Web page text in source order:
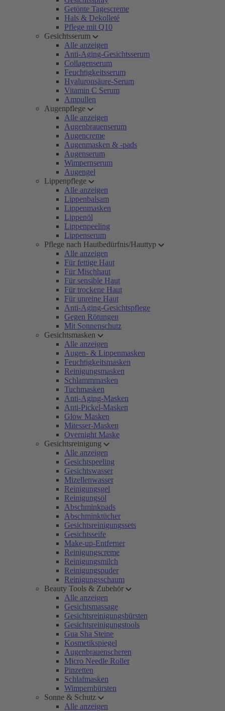
Getönte Tagescreme
Hals & Dekolleté
Pflege mit Q10
Gesichtsserum
Alle anzeigen
Anti-Aging-Gesichtsserum
Collagenserum
Feuchtigkeitsserum
Hyaluronsäure-Serum
Vitamin C Serum
Ampullen
Augenpflege
Alle anzeigen
Augenbrauenserum
Augencreme
Augenmasken & -pads
Augenserum
Wimpernserum
Augengel
Lippenpflege
Alle anzeigen
Lippenbalsam
Lippenmasken
Lippenöl
Lippenpeeling
Lippenserum
Pflege nach Hautbedürfnis/Hauttyp
Alle anzeigen
Für fettige Haut
Für Mischhaut
Für sensible Haut
Für trockene Haut
Für unreine Haut
Anti-Aging-Gesichtspflege
Gegen Rötungen
Mit Sonnenschutz
Gesichtsmasken
Alle anzeigen
Augen- & Lippenmasken
Feuchtigkeitsmasken
Reinigungsmasken
Schlammmasken
Tuchmasken
Anti-Aging-Masken
Anti-Pickel-Masken
Glow Masken
Mitesser-Masken
Overnight Maske
Gesichtsreinigung
Alle anzeigen
Gesichtspeeling
Gesichtswasser
Mizellenwasser
Reinigungsgel
Reinigungsöl
Abschminkpads
Abschminktücher
Gesichtsreinigungssets
Gesichtsseife
Make-up-Entferner
Reinigungscreme
Reinigungsmilch
Reinigungspuder
Reinigungsschaum
Beauty Tools & Zubehör
Alle anzeigen
Gesichtsmassage
Gesichtsreinigungsbürsten
Gesichtsreinigungstools
Gua Sha Steine
Kosmetikspiegel
Augenbrauenscheren
Micro Needle Roller
Pinzetten
Schlafmasken
Wimpernbürsten
Sonne & Schutz
Alle anzeigen